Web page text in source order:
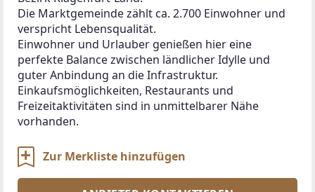
Die Marktgemeinde zählt ca. 2.700 Einwohner und
verspricht Lebensqualität.
Einwohner und Urlauber genießen hier eine
perfekte Balance zwischen ländlicher Idylle und
guter Anbindung an die Infrastruktur.
Einkaufsmöglichkeiten, Restaurants und
Freizeitaktivitäten sind in unmittelbarer Nähe
vorhanden.
Zur Merkliste hinzufügen